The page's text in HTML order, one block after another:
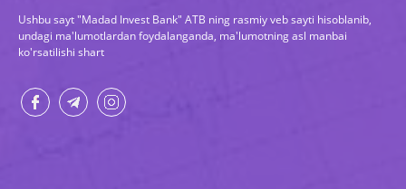
Ushbu sayt "Madad Invest Bank" ATB ning rasmiy veb sayti hisoblanib,
undagi ma'lumotlardan foydalanganda, ma'lumotning asl manbai
ko'rsatilishi shart